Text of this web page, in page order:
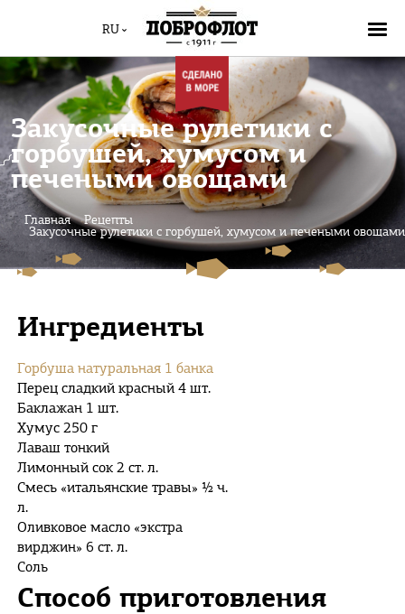
RU
Закусочные рулетики с
горбушей, хумусом и
печеными овощами
Главная
Рецепты
Закусочные рулетики с горбушей, хумусом и печеными овощами
Ингредиенты
Горбуша натуральная 1 банка
Перец сладкий красный 4 шт.
Баклажан 1 шт.
Хумус 250 г
Лаваш тонкий
Лимонный сок 2 ст. л.
Смесь «итальянские травы» ½ ч.
л.
Оливковое масло «экстра
вирджин» 6 ст. л.
Соль
Способ приготовления